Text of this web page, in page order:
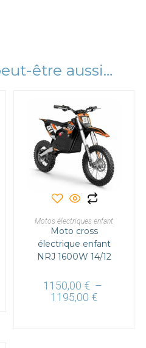
être aussi…
CHOIX DES OPTIONSplusieurs
Les
options
peuvent
Motos électriques enfant
Moto cross
électrique enfant
NRJ 1600W 14/12
1150,00 € –
1195,00 €Plage
de